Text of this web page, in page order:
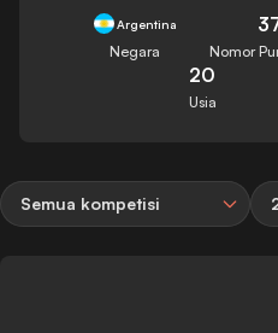
Argentina
Negara Nomor
20
Usia
Semua kompetisi